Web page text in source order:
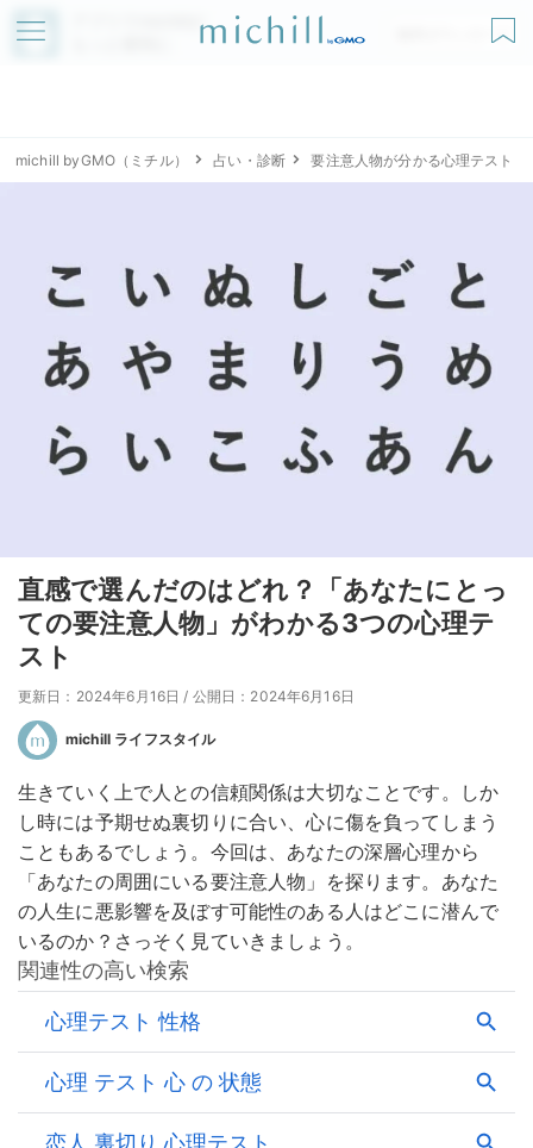
アプリでmichillが
無料ダウンロード
michill byGMO（ミチル） 占い・診断 要注意人物が分かる心理テスト
直感で選んだのはどれ？「あなたにとっ
ての要注意人物」がわかる3つの心理テ
スト
更新日：2024年6月16日 / 公開日：2024年6月16日
michill ライフスタイル
生きていく上で人との信頼関係は大切なことです。しか
し時には予期せぬ裏切りに合い、心に傷を負ってしまう
こともあるでしょう。今回は、あなたの深層心理から
「あなたの周囲にいる要注意人物」を探ります。あなた
の人生に悪影響を及ぼす可能性のある人はどこに潜んで
いるのか？さっそく見ていきましょう。